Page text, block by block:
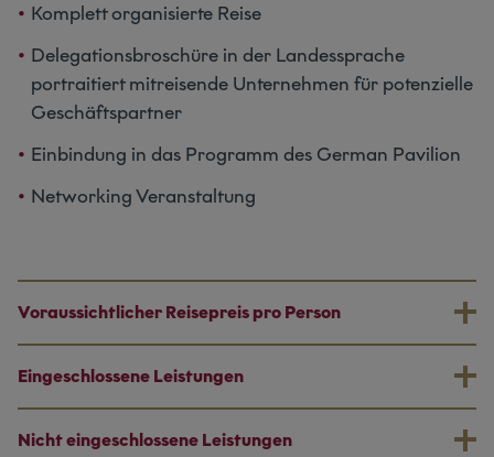
Komplett organisierte Reise
Delegationsbroschüre in der Landessprache
portraitiert mitreisende Unternehmen für potenzielle
Geschäftspartner
Einbindung in das Programm des German Pavilion
Networking Veranstaltung
Voraussichtlicher Reisepreis pro Person
Eingeschlossene Leistungen
Nicht eingeschlossene Leistungen